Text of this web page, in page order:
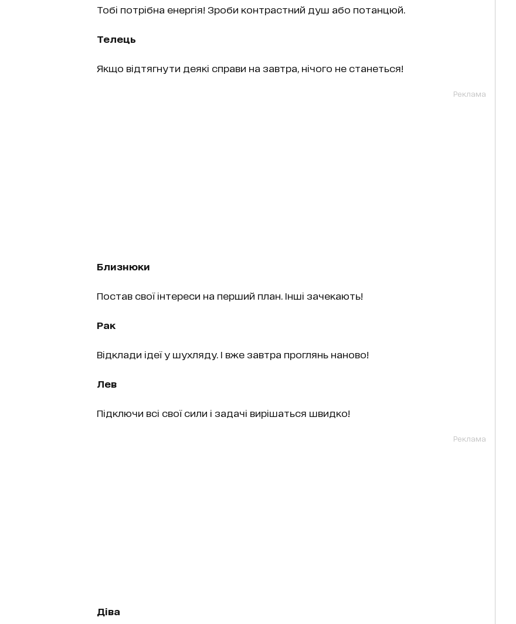
Тобі потрібна енергія! Зроби контрастний душ або потанцюй.
Телець
Якщо відтягнути деякі справи на завтра, нічого не станеться!
Реклама
Близнюки
Постав свої інтереси на перший план. Інші зачекають!
Рак
Відклади ідеї у шухляду. І вже завтра проглянь наново!
Лев
Підключи всі свої сили і задачі вирішаться швидко!
Реклама
Діва